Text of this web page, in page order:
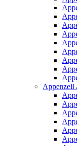
Appenzell